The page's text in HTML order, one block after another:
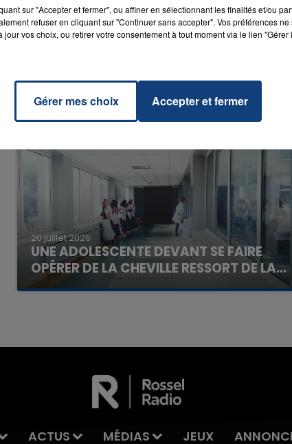
20 juillet 2026
UNE ADOLESCENTE DEVANT SE FAIRE
OPÉRER DE LA CHEVILLE RESSORT DE LA...
La famille a porté plainte contre la clinique qui a
16h00 - 20h00
La Team du Week-end
ACTUS MÉDIAS JEUX
sur "Accepter et fermer", ou affiner en sélectionnant les finalités et/ou
refuser en cliquant sur "Continuer sans accepter". Vos préférences
jour vos choix, ou retirer votre consentement à tout moment via le lien
Gérer mes choix Accepter et fermer